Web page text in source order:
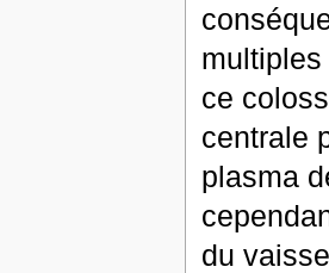
ce
centrale
plasma
du